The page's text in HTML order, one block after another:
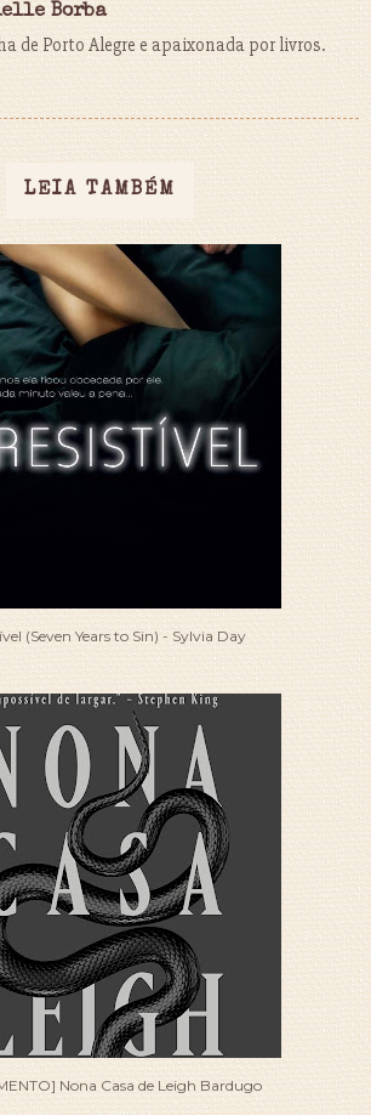
Borba
de Porto Alegre e apaixonada por livros.
LEIA TAMBÉM
(Seven Years to Sin) - Sylvia Day
Nona Casa de Leigh Bardugo